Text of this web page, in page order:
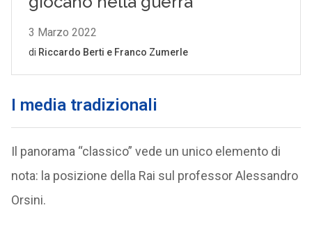
I media tradizionali
Il panorama “classico” vede un unico elemento di
nota: la posizione della Rai sul professor Alessandro
Orsini.